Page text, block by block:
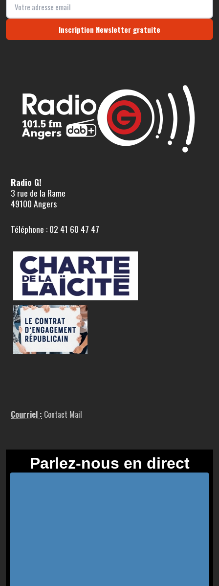
Inscription Newsletter gratuite
Radio G!
3 rue de la Rame
49100 Angers
Téléphone : 02 41 60 47 47
Courriel : Contact Mail